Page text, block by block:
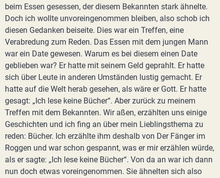
beim Essen gesessen, der diesem Bekannten stark ähnelte.
Doch ich wollte unvoreingenommen bleiben, also schob ich
diesen Gedanken beiseite. Dies war ein Treffen, eine
Verabredung zum Reden. Das Essen mit dem jungen Mann
war ein Date gewesen. Warum es bei diesem einen Date
geblieben war? Er hatte mit seinem Geld geprahlt. Er hatte
sich über Leute in anderen Umständen lustig gemacht. Er
hatte auf die Welt herab gesehen, als wäre er Gott. Er hatte
gesagt: „Ich lese keine Bücher“. Aber zurück zu meinem
Treffen mit dem Bekannten. Wir aßen, erzählten uns einige
Geschichten und ich fing an über mein Lieblingsthema zu
reden: Bücher. Ich erzählte ihm deshalb von Der Fänger im
Roggen und war schon gespannt, was er mir erzählen würde,
als er sagte: „Ich lese keine Bücher“. Von da an war ich dann
nun doch etwas voreingenommen. Sie ähnelten sich also